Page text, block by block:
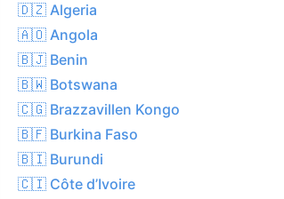
🇩🇿 Algeria
🇦🇴 Angola
🇧🇯 Benin
🇧🇼 Botswana
🇨🇬 Brazzavillen Kongo
🇧🇫 Burkina Faso
🇧🇮 Burundi
🇨🇮 Côte d’Ivoire